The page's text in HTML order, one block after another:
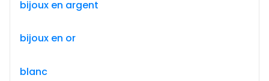
bijoux en argent
bijoux en or
blanc